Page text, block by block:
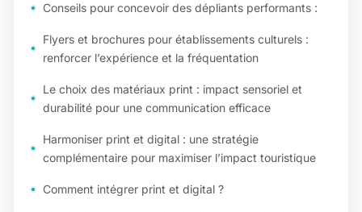
Conseils pour concevoir des dépliants performants :
Flyers et brochures pour établissements culturels :
renforcer l’expérience et la fréquentation
Le choix des matériaux print : impact sensoriel et
durabilité pour une communication efficace
Harmoniser print et digital : une stratégie
complémentaire pour maximiser l’impact touristique
Comment intégrer print et digital ?